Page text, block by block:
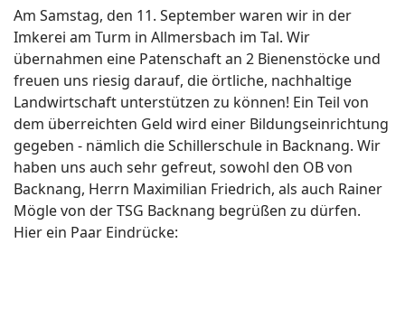
Am Samstag, den 11. September waren wir in der
Imkerei am Turm in Allmersbach im Tal. Wir
übernahmen eine Patenschaft an 2 Bienenstöcke und
freuen uns riesig darauf, die örtliche, nachhaltige
Landwirtschaft unterstützen zu können! Ein Teil von
dem überreichten Geld wird einer Bildungseinrichtung
gegeben - nämlich die Schillerschule in Backnang. Wir
haben uns auch sehr gefreut, sowohl den OB von
Backnang, Herrn Maximilian Friedrich, als auch Rainer
Mögle von der TSG Backnang begrüßen zu dürfen.
Hier ein Paar Eindrücke: